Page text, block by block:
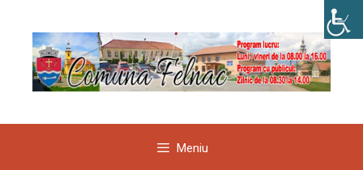
conținut
Meniu